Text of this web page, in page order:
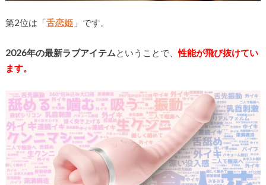
第2位は「舌恋姫 」です。
2026年の最新ラブアイテムということで、性能が飛び抜けてい
ます。